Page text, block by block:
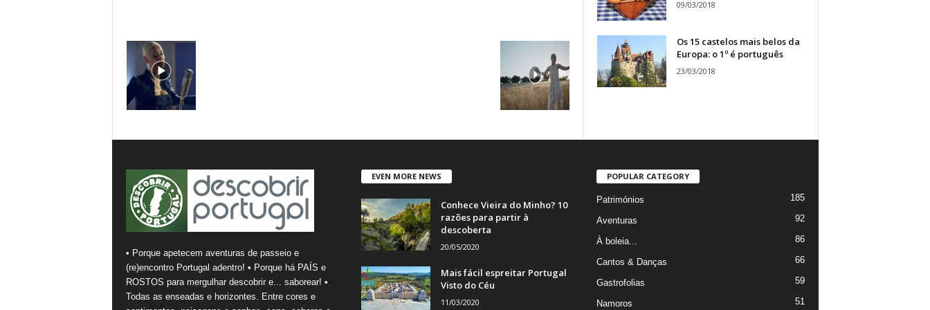
09/03/2018
Os 15 castelos mais belos da
Europa: o 1º é português
23/03/2018
• Porque apetecem aventuras de passeio e
(re)encontro Portugal adentro! • Porque há PAÍS e
ROSTOS para mergulhar descobrir e... saborear! •
Todas as enseadas e horizontes. Entre cores e
EVEN MORE NEWS
Conhece Vieira do Minho? 10
razões para partir à
descoberta
20/05/2020
Mais fácil espreitar Portugal
Visto do Céu
11/03/2020
POPULAR CATEGORY
Patrimónios 185
Aventuras 92
À boleia... 86
Cantos & Danças 66
Gastrofolias 59
Namoros 51